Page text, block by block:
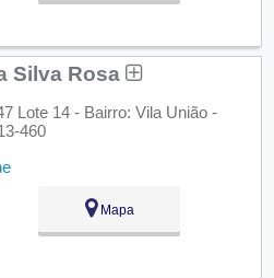
Silva Rosa
Lote 14 - Bairro: Vila União -
460
Mapa